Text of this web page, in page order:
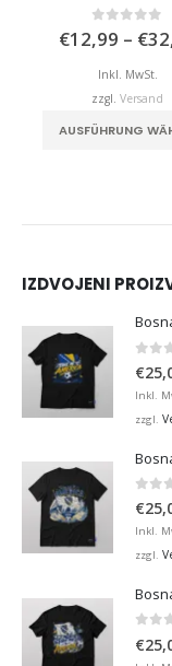
0von 5
€12,99 – €
Inkl. MwSt.
zzgl. Versand
AUSFÜHRUNG
IZDVOJENI
€
Inkl.
zzgl.
0
€
Inkl.
zzgl.
€